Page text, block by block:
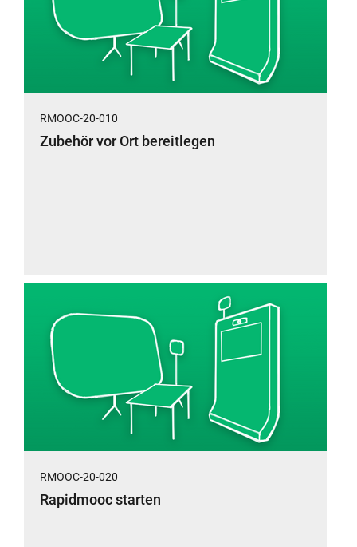
RMOOC-20-010
Zubehör vor Ort bereitlegen
RMOOC-20-020
Rapidmooc starten